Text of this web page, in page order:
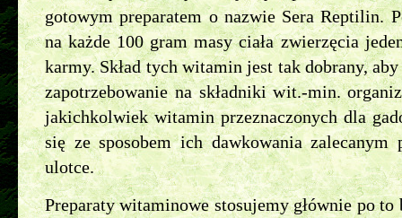
gotowym preparatem o nazwie Sera Reptilin.
na każde 100 gram masy ciała zwierzęcia
karmy. Skład tych witamin jest tak dobrany,
zapotrzebowanie na składniki wit.-min.
jakichkolwiek witamin przeznaczonych dla
się ze sposobem ich dawkowania zalecanym
ulotce.
Preparaty witaminowe stosujemy głównie po to